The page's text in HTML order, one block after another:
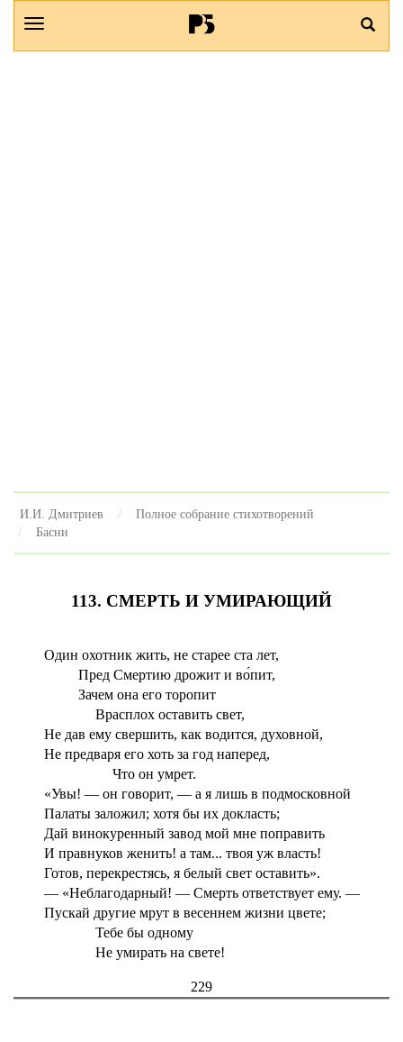
И.И. Дмитриев
Полное собрание стихотворений
Басни
113. СМЕРТЬ И УМИРАЮЩИЙ
Один охотник жить, не старее ста лет,
Пред Смертию дрожит и во́пит,
Зачем она его торопит
Врасплох оставить свет,
Не дав ему свершить, как водится, духовной,
Не предваря его хоть за год наперед,
Что он умрет.
«Увы! — он говорит, — а я лишь в подмосковной
Палаты заложил; хотя бы их докласть;
Дай винокуренный завод мой мне поправить
И правнуков женить! а там... твоя уж власть!
Готов, перекрестясь, я белый свет оставить».
— «Неблагодарный! — Смерть ответствует ему. —
Пускай другие мрут в весеннем жизни цвете;
Тебе бы одному
Не умирать на свете!
229